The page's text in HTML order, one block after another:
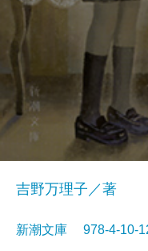
吉野万理子／著
新潮文庫 978-4-10-